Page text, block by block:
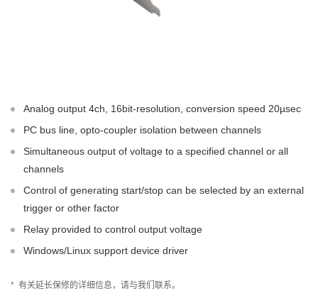
Analog output 4ch, 16bit-resolution, conversion speed 20µsec
PC bus line, opto-coupler isolation between channels
Simultaneous output of voltage to a specified channel or all
channels
Control of generating start/stop can be selected by an external
trigger or other factor
Relay provided to control output voltage
Windows/Linux support device driver
* 有关延长保修的详细信息，请与我们联系。